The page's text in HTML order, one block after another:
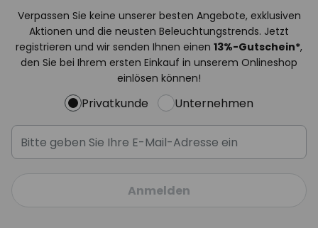
Verpassen Sie keine unserer besten Angebote, exklusiven
Aktionen und die neusten Beleuchtungstrends. Jetzt
registrieren und wir senden Ihnen einen 13%-Gutschein*,
den Sie bei Ihrem ersten Einkauf in unserem Onlineshop
einlösen können!
Privatkunde Unternehmen
Anmelden